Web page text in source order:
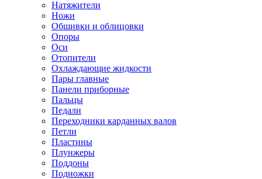
Натяжители
Ножи
Обшивки и облицовки
Опоры
Оси
Отопители
Охлаждающие жидкости
Пары главные
Панели приборные
Пальцы
Педали
Переходники карданных валов
Петли
Пластины
Плунжеры
Поддоны
Подножки